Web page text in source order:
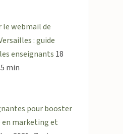
le webmail de
: guide
enseignants 18
min
pour booster
marketing et